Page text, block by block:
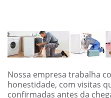
Nossa empresa trabalha
honestidade, com visitas
confirmadas antes da